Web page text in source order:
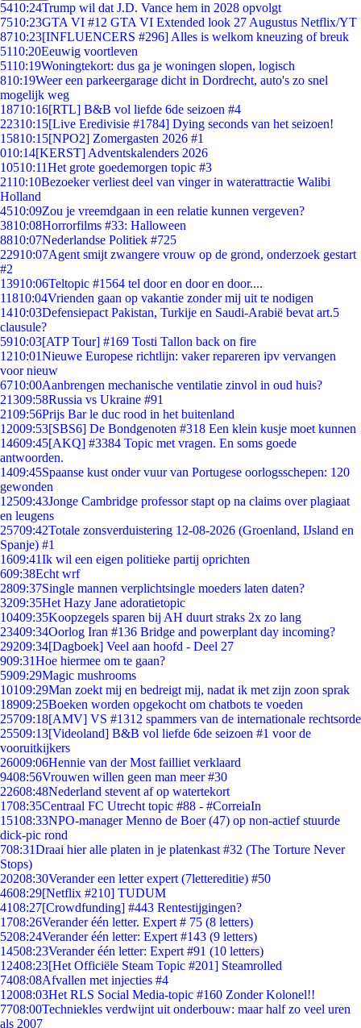
5410:24Trump wil dat J.D. Vance hem in 2028 opvolgt
7510:23GTA VI #12 GTA VI Extended look 27 Augustus Netflix/YT
8710:23[INFLUENCERS #296] Alles is welkom kneuzing of breuk
5110:20Eeuwig voortleven
5110:19Woningtekort: dus ga je woningen slopen, logisch
810:19Weer een parkeergarage dicht in Dordrecht, auto's zo snel
mogelijk weg
18710:16[RTL] B&B vol liefde 6de seizoen #4
22310:15[Live Eredivisie #1784] Dying seconds van het seizoen!
15810:15[NPO2] Zomergasten 2026 #1
010:14[KERST] Adventskalenders 2026
10510:11Het grote goedemorgen topic #3
2110:10Bezoeker verliest deel van vinger in waterattractie Walibi
Holland
4510:09Zou je vreemdgaan in een relatie kunnen vergeven?
3810:08Horrorfilms #33: Halloween
8810:07Nederlandse Politiek #725
22910:07Agent smijt zwangere vrouw op de grond, onderzoek gestart
#2
13910:06Teltopic #1564 tel door en door en door....
11810:04Vrienden gaan op vakantie zonder mij uit te nodigen
1410:03Defensiepact Pakistan, Turkije en Saudi-Arabië bevat art.5
clausule?
5910:03[ATP Tour] #169 Tosti Tallon back on fire
1210:01Nieuwe Europese richtlijn: vaker repareren ipv vervangen
voor nieuw
6710:00Aanbrengen mechanische ventilatie zinvol in oud huis?
21309:58Russia vs Ukraine #91
2109:56Prijs Bar le duc rood in het buitenland
12009:53[SBS6] De Bondgenoten #318 Een klein kusje moet kunnen
14609:45[AKQ] #3384 Topic met vragen. En soms goede
antwoorden.
1409:45Spaanse kust onder vuur van Portugese oorlogsschepen: 120
gewonden
12509:43Jonge Cambridge professor stapt op na claims over plagiaat
en leugens
25709:42Totale zonsverduistering 12-08-2026 (Groenland, IJsland en
Spanje) #1
1609:41Ik wil een eigen politieke partij oprichten
609:38Echt wrf
2809:37Single mannen verplichtsingle moeders laten daten?
3209:35Het Hazy Jane adoratietopic
10409:35Koopzegels sparen bij AH duurt straks 2x zo lang
23409:34Oorlog Iran #136 Bridge and powerplant day incoming?
29209:34[Dagboek] Veel aan hoofd - Deel 27
909:31Hoe hiermee om te gaan?
5909:29Magic mushrooms
10109:29Man zoekt mij en bedreigt mij, nadat ik met zijn zoon sprak
18909:25Boeken worden opgekocht om chatbots te voeden
25709:18[AMV] VS #1312 spammers van de internationale rechtsorde
25509:13[Videoland] B&B vol liefde 6de seizoen #1 voor de
vooruitkijkers
26009:06Hennie van der Most failliet verklaard
9408:56Vrouwen willen geen man meer #30
22608:48Nederland stevent af op watertekort
1708:35Centraal FC Utrecht topic #88 - #CorreiaIn
15108:33NPO-manager Menno de Boer (47) op non-actief stuurde
dick-pic rond
708:31Draai hier alle platen in je platenkast #32 (The Torture Never
Stops)
20208:30Verander een letter expert (7lettereditie) #50
4608:29[Netflix #210] TUDUM
4108:27[Crowdfunding] #443 Rentestijgingen?
1708:26Verander één letter. Expert # 75 (8 letters)
5208:24Verander één letter: Expert #143 (9 letters)
14508:23Verander één letter: Expert #91 (10 letters)
12408:23[Het Officiële Steam Topic #201] Steamrolled
7408:08Afvallen met injecties #4
12008:03Het RLS Social Media-topic #160 Zonder Kolonel!!
7708:00Techniekles verdwijnt uit onderbouw: maar half zo veel uren
als 2007